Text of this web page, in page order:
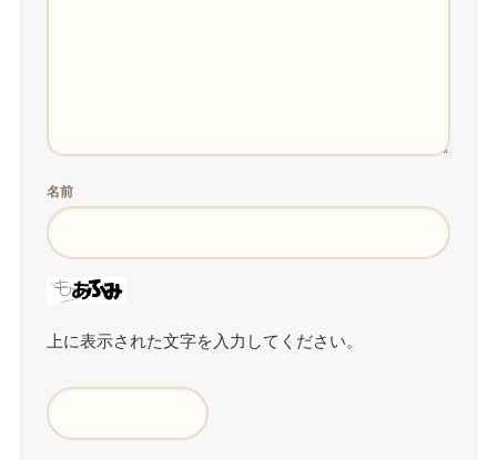
名前
上に表示された文字を入力してください。